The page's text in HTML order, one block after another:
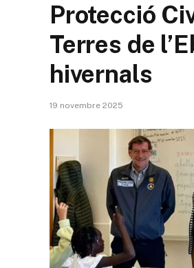
Protecció
Terres de
hivernals
19 novembre 2025